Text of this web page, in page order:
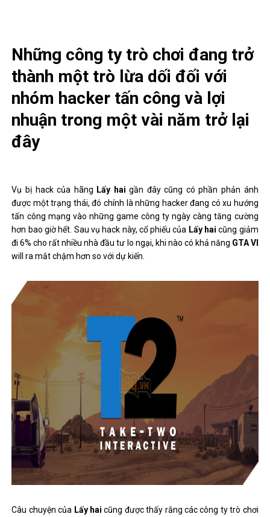
Những công ty trò chơi đang trở
thành một trò lừa dối đối với
nhóm hacker tấn công và lợi
nhuận trong một vài năm trở lại
đây
Vụ bị hack của hãng Lấy hai gần đây cũng có phần phản ánh
được một trạng thái, đó chính là những hacker đang có xu hướng
tấn công mạng vào những game công ty ngày càng tăng cường
hơn bao giờ hết. Sau vụ hack này, cổ phiếu của Lấy haicũng giảm
đi 6% cho rất nhiều nhà đầu tư lo ngại, khi nào có khả năng GTA VI
will ra mắt chậm hơn so với dự kiến.
Câu chuyện của Lấy hai cũng được thấy rằng các công ty trò chơi